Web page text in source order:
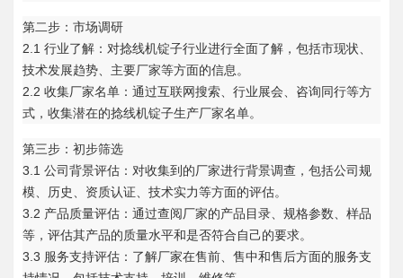
第二步：市场调研
2.1 行业了解：对捻线机锭子行业进行全面了解，包括市现状、
技术发展趋势、主要厂家等方面的信息。
2.2 收集厂家名单：通过互联网搜索、行业展会、咨询同行等方
式，收集潜在的捻线机锭子生产厂家名单。
第三步：初步筛选
3.1 公司背景评估：对收集到的厂家进行背景调查，包括公司规
模、历史、资质认证、技术实力等方面的评估。
3.2 产品质量评估：通过查阅厂家的产品目录、规格参数、样品
等，评估其产品的质量水平和是否符合自己的要求。
3.3 服务支持评估：了解厂家在售前、售中和售后方面的服务支